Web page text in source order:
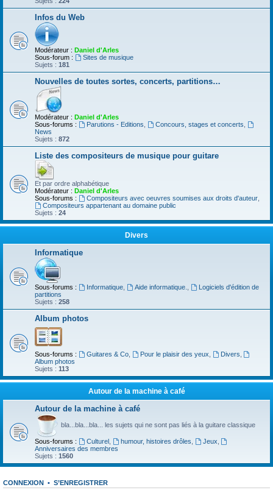
Infos du Web
Modérateur : Daniel d'Arles
Sous-forum :
Sites de musique
Sujets : 181
Nouvelles de toutes sortes, concerts, partitions…
Modérateur : Daniel d'Arles
Sous-forums :
Parutions - Editions Concours, stages et concerts
News
Sujets : 872
Liste des compositeurs de musique pour guitare
Et par ordre alphabétique
Modérateur : Daniel d'Arles
Sous-forums :
Compositeurs avec oeuvres soumises aux droits d'auteur,
Compositeurs appartenant au domaine public
Sujets : 24
Divers
Informatique
Sous-forums : Informatique, Aide informatique.
Logiciels d'édition de
partitions
Sujets : 258
Album photos
Sous-forums : Guitares & Co, Pour le plaisir des yeux Divers
Album photos
Sujets : 113
Autour de la machine à café
Autour de la machine à café
bla...bla...bla... les sujets qui ne sont pas liés à la guitare classique
Sous-forums : Culturel, humour, histoires drôles Jeux
Anniversaires des membres
Sujets : 1560
CONNEXION • S’ENREGISTRER